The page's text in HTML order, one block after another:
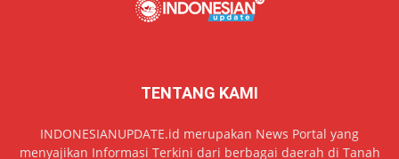
TENTANG KAMI
INDONESIANUPDATE.id merupakan News Portal yang
menyajikan Informasi Terkini dari berbagai daerah di Tanah